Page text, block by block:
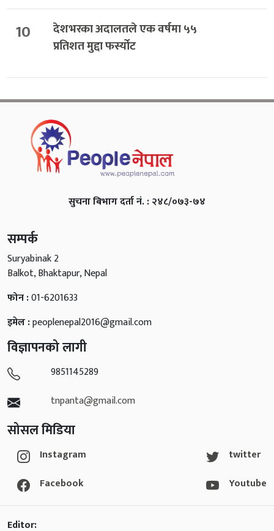
10
देशभरका अदालतले एक वर्षमा ५५
प्रतिशत मुद्दा फर्स्योट
सुचना बिभाग दर्ता नं. : २४८/०७३-७४
सम्पर्क
Suryabinak 2
Balkot, Bhaktapur, Nepal
फोन :01-6201633
इमेल :peoplenepal2016@gmail.com
विज्ञापनको लागी
9851145289
tnpanta@gmail.com
सोसल मिडिया
Instagram
Facebook
twitter
Youtube
Editor: